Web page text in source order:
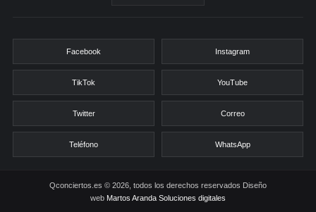
Facebook Instagram
TikTok YouTube
Twitter Correo
Teléfono WhatsApp
Qconciertos.es © 2026, todos los derechos reservados Diseño
web Martos Aranda Soluciones digitales